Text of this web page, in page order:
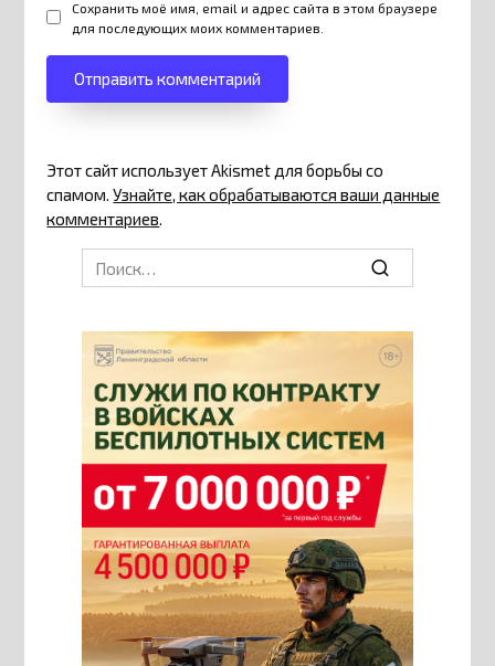
Сохранить моё имя, email и адрес сайта в этом браузере
для последующих моих комментариев.
Этот сайт использует Akismet для борьбы со
спамом.Узнайте, как обрабатываются ваши данные
комментариев.
Search
for: